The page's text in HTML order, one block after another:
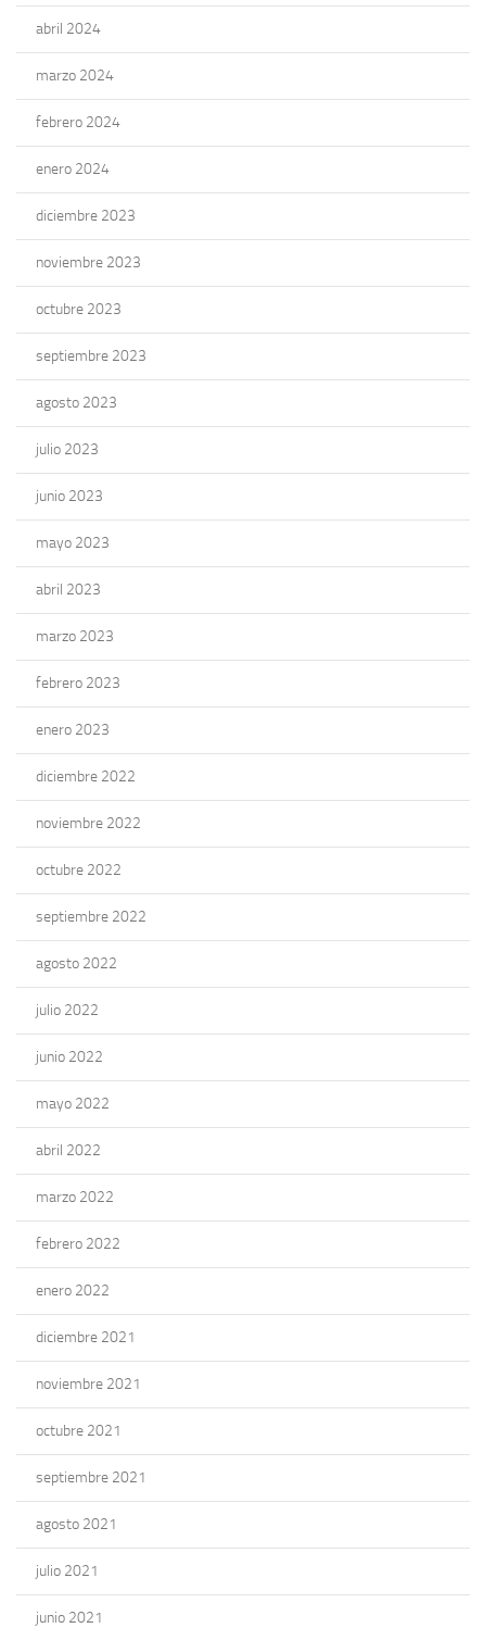
abril 2024
marzo 2024
febrero 2024
enero 2024
diciembre 2023
noviembre 2023
octubre 2023
septiembre 2023
agosto 2023
julio 2023
junio 2023
mayo 2023
abril 2023
marzo 2023
febrero 2023
enero 2023
diciembre 2022
noviembre 2022
octubre 2022
septiembre 2022
agosto 2022
julio 2022
junio 2022
mayo 2022
abril 2022
marzo 2022
febrero 2022
enero 2022
diciembre 2021
noviembre 2021
octubre 2021
septiembre 2021
agosto 2021
julio 2021
junio 2021